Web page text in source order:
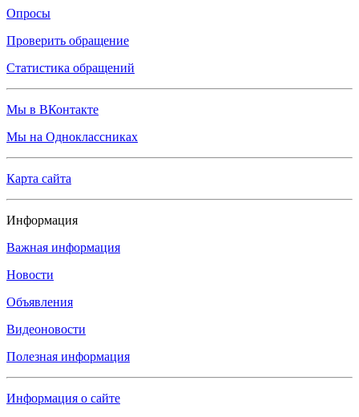
Опросы
Проверить обращение
Статистика обращений
Мы в ВКонтакте
Мы на Одноклассниках
Карта сайта
Информация
Важная информация
Новости
Объявления
Видеоновости
Полезная информация
Информация о сайте